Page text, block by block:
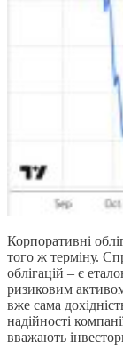
Корпоративні
того ж терміну.
облігацій – є
ризиковим
вже сама
надійності
вважають